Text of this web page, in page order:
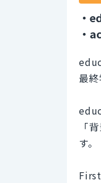
・
・
最
「
す。